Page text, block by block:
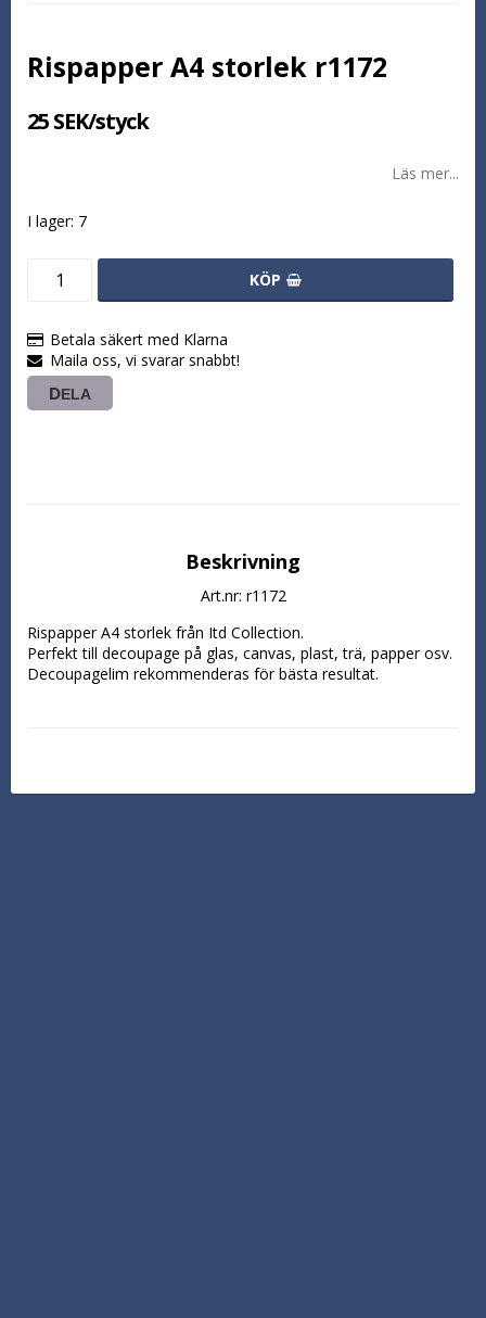
Rispapper A4 storlek r1172
25 SEK/styck
Läs mer...
I lager: 7
KÖP
Betala säkert med Klarna
Maila oss, vi svarar snabbt!
DELA
Beskrivning
Art.nr: r1172
Rispapper A4 storlek från Itd Collection.
Perfekt till decoupage på glas, canvas, plast, trä, papper osv.
Decoupagelim rekommenderas för bästa resultat.